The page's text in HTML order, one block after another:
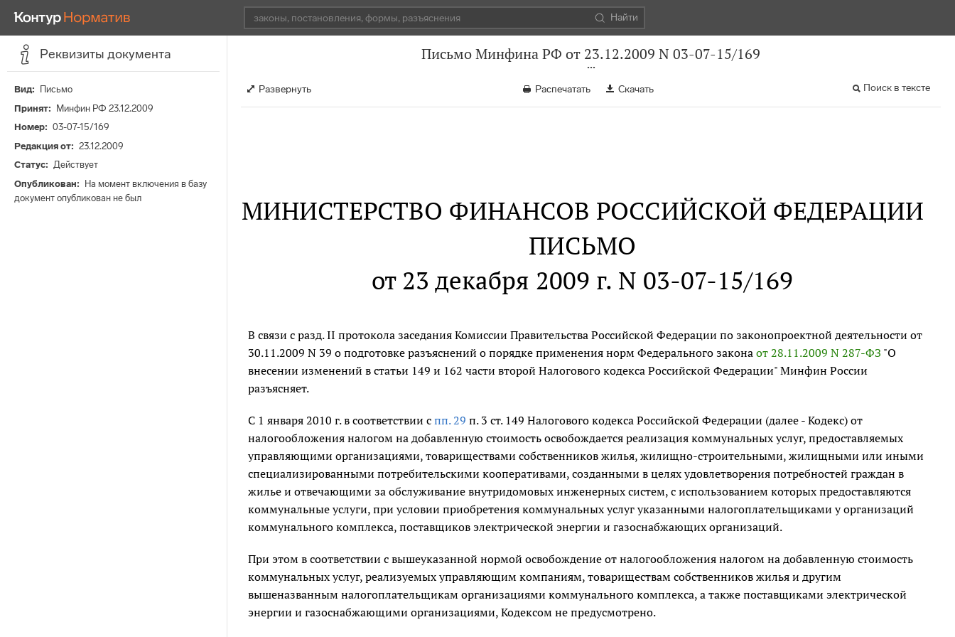
Найти
Реквизиты документа
Вид
Письмо
Принят
Минфин РФ 23.12.2009
Номер
03-07-15/169
Редакция от
23.12.2009
Статус
Действует
Опубликован
На момент включения в базу
документ опубликован не был
Письмо Минфина РФ от 23.12.2009 N 03-07-15/169
Развернуть Распечатать Скачать Поиск в тексте
МИНИСТЕРСТВО ФИНАНСОВ РОССИЙСКОЙ ФЕДЕРАЦИИ
ПИСЬМО
от 23 декабря 2009 г. N 03-07-15/169
В связи с разд. II протокола заседания Комиссии Правительства Российской Федерации по законопроектной деятельности от
30.11.2009 N 39 о подготовке разъяснений о порядке применения норм Федерального закона от 28.11.2009 N 287-ФЗ "О
внесении изменений в статьи 149 и 162 части второй Налогового кодекса Российской Федерации" Минфин России
разъясняет.
С 1 января 2010 г. в соответствии с пп. 29 п. 3 ст. 149 Налогового кодекса Российской Федерации (далее - Кодекс) от
налогообложения налогом на добавленную стоимость освобождается реализация коммунальных услуг, предоставляемых
управляющими организациями, товариществами собственников жилья, жилищно-строительными, жилищными или иными
специализированными потребительскими кооперативами, созданными в целях удовлетворения потребностей граждан в
жилье и отвечающими за обслуживание внутридомовых инженерных систем, с использованием которых предоставляются
коммунальные услуги, при условии приобретения коммунальных услуг указанными налогоплательщиками у организаций
коммунального комплекса, поставщиков электрической энергии и газоснабжающих организаций.
При этом в соответствии с вышеуказанной нормой освобождение от налогообложения налогом на добавленную стоимость
коммунальных услуг, реализуемых управляющим компаниям, товариществам собственников жилья и другим
вышеназванным налогоплательщикам организациями коммунального комплекса, а также поставщиками электрической
энергии и газоснабжающими организациями, Кодексом не предусмотрено.